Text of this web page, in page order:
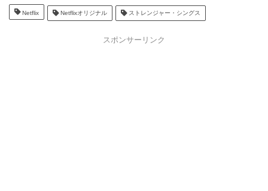
Netflix Netflixオリジナル ストレンジャー・シングス
スポンサーリンク